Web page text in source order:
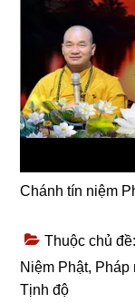
Chánh tín niệm
Thuộc chủ
Niệm Phật, Pháp
Tịnh độ